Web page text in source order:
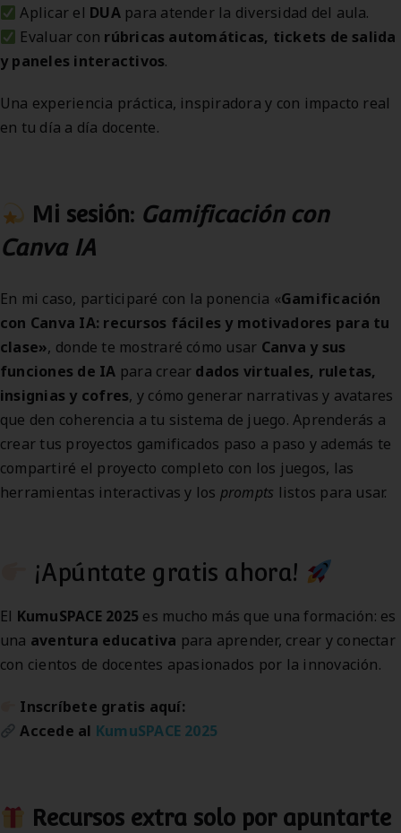
Aplicar el DUApara atender la diversidad del aula.
Evaluar con rúbricas automáticas, tickets de salida
y paneles interactivos.
Una experiencia práctica, inspiradora y con impacto real
en tu día a día docente.
Mi sesión: Gamificación con
Canva IA
En mi caso, participaré con la ponencia «Gamificación
con Canva IA: recursos fáciles y motivadores para tu
clase», donde te mostraré cómo usar Canva y sus
funciones de IA para crear dados virtuales, ruletas,
insignias y cofres, y cómo generar narrativas y avatares
que den coherencia a tu sistema de juego. Aprenderás a
crear tus proyectos gamificados paso a paso y además te
compartiré el proyecto completo con los juegos, las
herramientas interactivas y los prompts listos para usar.
¡Apúntate gratis ahora!
El KumuSPACE 2025 es mucho más que una formación: es
una aventura educativa para aprender, crear y conectar
con cientos de docentes apasionados por la innovación.
Inscríbete gratis aquí:
Accede al KumuSPACE 2025
Recursos extra solo por apuntarte